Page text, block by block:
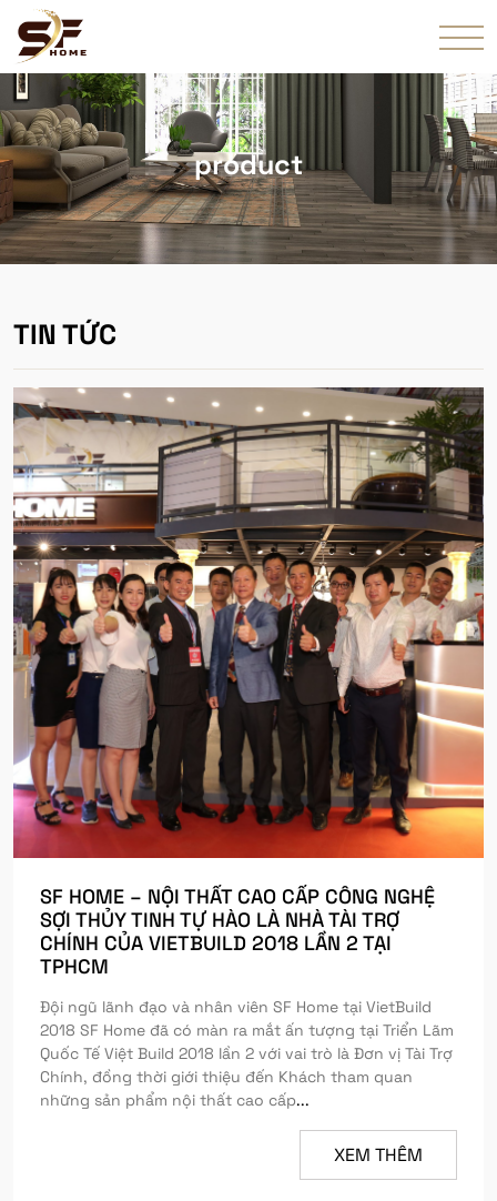
product
TIN TỨC
SF HOME – NỘI THẤT CAO CẤP CÔNG NGHỆ
SỢI THỦY TINH TỰ HÀO LÀ NHÀ TÀI TRỢ
CHÍNH CỦA VIETBUILD 2018 LẦN 2 TẠI
TPHCM
Đội ngũ lãnh đạo và nhân viên SF Home tại VietBuild
2018 SF Home đã có màn ra mắt ấn tượng tại Triển Lãm
Quốc Tế Việt Build 2018 lần 2 với vai trò là Đơn vị Tài Trợ
Chính, đồng thời giới thiệu đến Khách tham quan
những sản phẩm nội thất cao cấp...
XEM THÊM